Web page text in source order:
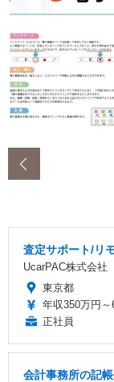
査定サポート/リ
UcarPAC株式会社
東京都
年収350万円～
正社員
会計事務所の記